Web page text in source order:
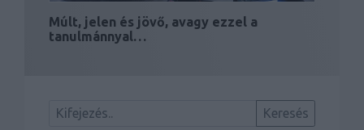
Múlt, jelen és jövő, avagy ezzel a
tanulmánnyal…